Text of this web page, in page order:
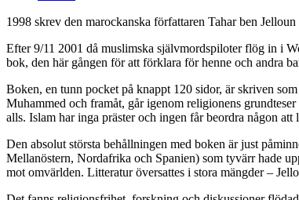
1998 skrev den marockanska författaren Tahar ben
Efter 9/11 2001 då muslimska självmordspiloter flög in i
bok, den här gången för att förklara för henne och andra
Boken, en tunn pocket på knappt 120 sidor, är skriven
Muhammed och framåt, går igenom religionens
alls. Islam har inga präster och ingen får beordra någon
Den absolut största behållningen med boken är just
Mellanöstern, Nordafrika och Spanien) som tyvärr hade
mot omvärlden. Litteratur översattes i stora mängder –